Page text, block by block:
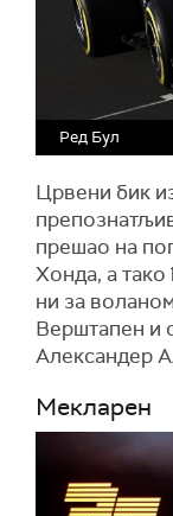
Ред Бул
Црвени бик
прешао на
Хонда, а
ни за
Верштапен и
Александер
Мекларен